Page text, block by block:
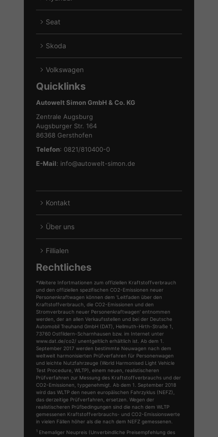
von
anzeigen
Alle
von
anzeigen
Seat
Alle
von
anzeigen
Skoda
Alle
von
Skoda
Volkswagen
Fahrzeuge
von
anzeigen
Quicklinks
Autowelt Simon GmbH & Co. KG
Zentrale Augsburg
Augsburger Str. 164
86368 Gersthofen
Telefon: 0821/810400-0
E-Mail: info@autowelt-simon.de
Kontakt
Über uns
Fillialen
Rechtliches
*Weitere Infortmationen zum offiziellen Kraftstoffverbrauch
und den offiziellen spezifischen CO2-Emissionen neuer
Personenkraftwagen können dem 'Leitfaden über den
Kraftstoffverbrauch, die CO2-Emissionen und den
Stromverbrauch neuer Personenkraftwagen' entnommen
werden, der an allen Verkaufsstellen und bei der Deutsche
Automobil Treuhand GmbH (DAT), Hellmuth-Hirth-Straße 1,
73760 Ostfildern-Scharnhausen bzw. im Internet unter
www.dat.de/co2/ unentgeltlich erhältlich ist. Ab dem 1.
September 2017 werden bestimmte Neuwagen nach dem
weltweit harmonisierten Prüfverfahren für Personenwagen
und leichte Nutzfahrzeuge (World Harmonised Light Vehicle
Test Procedure, WLTP), einem neuen, realistischeren
Prüfverfahren zur Messung des Kraftstoffverbrauchs und der
CO2-Emissionen, typgenehmigt. Ab dem 1. September 2018
wird das WLTP den neuen europäischen Fahrzyklus (NEFZ),
das derzeitige Prüfverfahren, ersetzen. Wegen der
realistischeren Prüfbedingungen sind die nach dem WLTP
gemessenen Kraftstoffverbrauchs- und CO2-Emissionswerte
in vielen Fällen höher als die nach dem NEFZ gemessenen.
1 Ehemaliger Neupreis (Unverbindliche Preisempfehlung des